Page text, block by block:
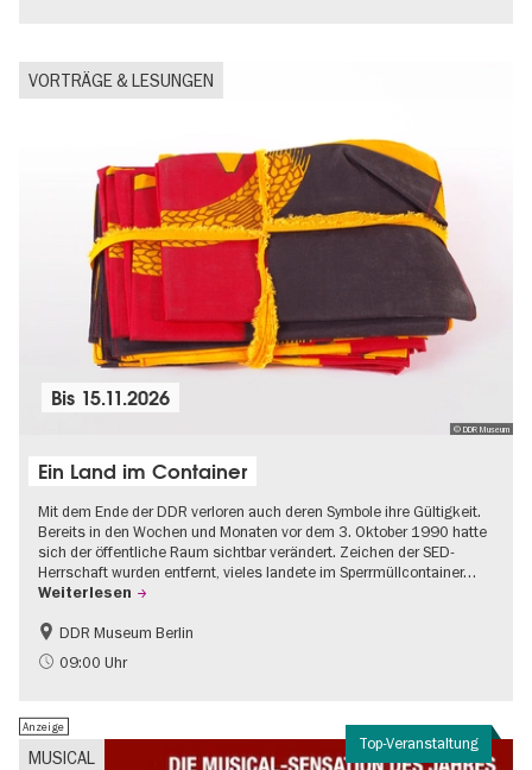
VORTRÄGE & LESUNGEN
© DDR Museum
Bis 15.11.2026
Ein Land im Container
Mit dem Ende der DDR verloren auch deren Symbole ihre Gültigkeit.
Bereits in den Wochen und Monaten vor dem 3. Oktober 1990 hatte
sich der öffentliche Raum sichtbar verändert. Zeichen der SED-
Herrschaft wurden entfernt, vieles landete im Sperrmüllcontainer…
Weiterlesen
DDR-Geschichte
Politik & Gesellschaft
DDR Museum Berlin
09:00 Uhr
Top-Veranstaltung
MUSICAL
Anzeige